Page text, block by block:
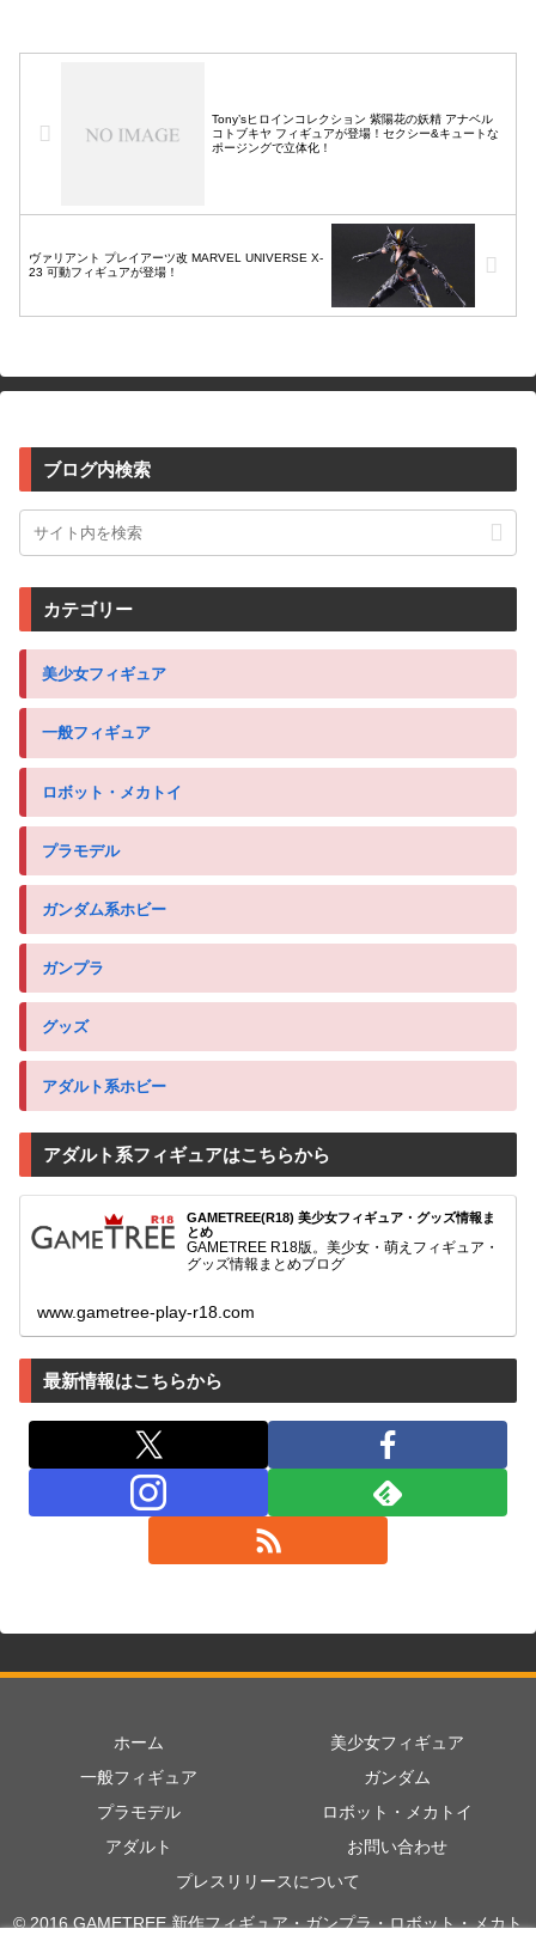
Tony’sヒロインコレクション 紫陽花の妖精 アナベル
コトブキヤ フィギュアが登場！セクシー&キュートな
ポージングで立体化！
ヴァリアント プレイアーツ改 MARVEL UNIVERSE X-
23 可動フィギュアが登場！
ブログ内検索
カテゴリー
美少女フィギュア
一般フィギュア
ロボット・メカトイ
プラモデル
ガンダム系ホビー
ガンプラ
グッズ
アダルト系ホビー
アダルト系フィギュアはこちらから
GAMETREE(R18) 美少女フィギュア・グッズ情報ま
とめ
GAMETREE R18版。美少女・萌えフィギュア・
グッズ情報まとめブログ
www.gametree-play-r18.com
最新情報はこちらから
ホーム
美少女フィギュア
一般フィギュア
ガンダム
プラモデル
ロボット・メカトイ
アダルト
お問い合わせ
プレスリリースについて
© 2016 GAMETREE 新作フィギュア・ガンプラ・ロボット・メカト